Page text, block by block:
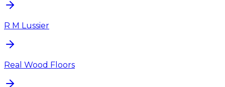
R M Lussier
Real Wood Floors